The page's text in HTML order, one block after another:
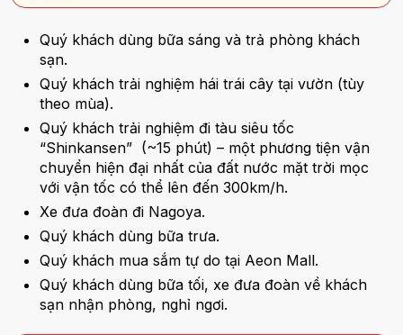
Quý khách dùng bữa sáng và trả phòng khách
sạn.
Quý khách trải nghiệm hái trái cây tại vườn (tùy
theo mùa).
Quý khách trải nghiệm đi tàu siêu tốc
“Shinkansen” (~15 phút) – một phương tiện vận
chuyển hiện đại nhất của đất nước mặt trời mọc
với vận tốc có thể lên đến 300km/h.
Xe đưa đoàn đi Nagoya.
Quý khách dùng bữa trưa.
Quý khách mua sắm tự do tại Aeon Mall.
Quý khách dùng bữa tối, xe đưa đoàn về khách
sạn nhận phòng, nghỉ ngơi.